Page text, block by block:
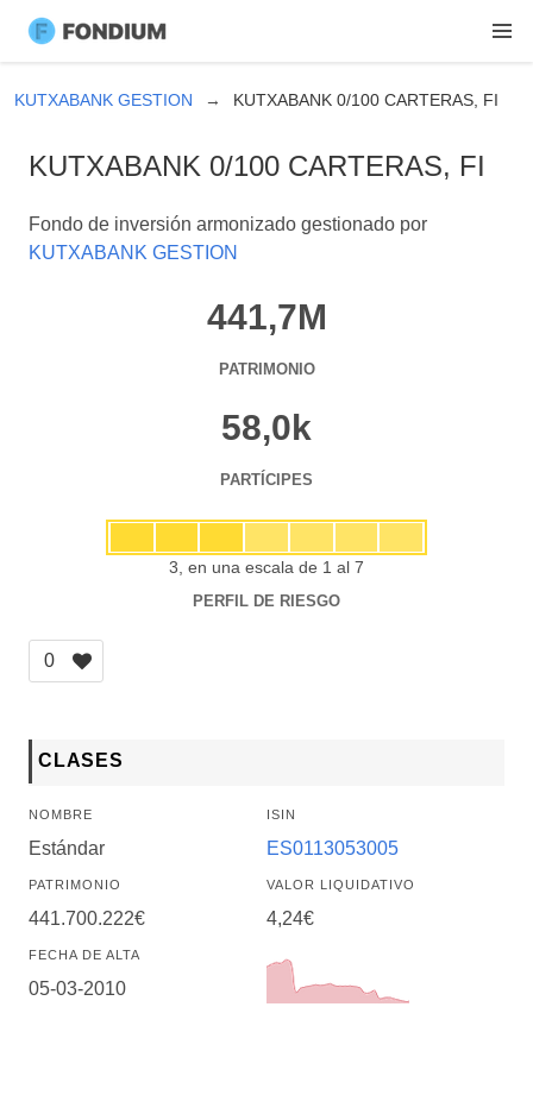
KUTXABANK GESTION KUTXABANK 0/100 CARTERAS, FI
KUTXABANK 0/100 CARTERAS, FI
Fondo de inversión armonizado gestionado por
KUTXABANK GESTION
441,7M
PATRIMONIO
58,0k
PARTÍCIPES
3, en una escala de 1 al 7
PERFIL DE RIESGO
0
CLASES
NOMBRE
Estándar
ISIN
ES0113053005
PATRIMONIO
441.700.222€
VALOR LIQUIDATIVO
4,24€
FECHA DE ALTA
05-03-2010